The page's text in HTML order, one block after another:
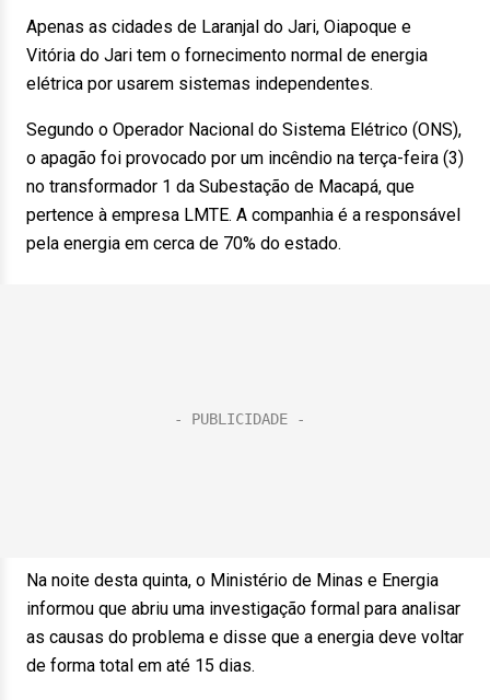
Apenas as cidades de Laranjal do Jari, Oiapoque e
Vitória do Jari tem o fornecimento normal de energia
elétrica por usarem sistemas independentes.
Segundo o Operador Nacional do Sistema Elétrico (ONS),
o apagão foi provocado por um incêndio na terça-feira (3)
no transformador 1 da Subestação de Macapá, que
pertence à empresa LMTE. A companhia é a responsável
pela energia em cerca de 70% do estado.
Na noite desta quinta, o Ministério de Minas e Energia
informou que abriu uma investigação formal para analisar
as causas do problema e disse que a energia deve voltar
de forma total em até 15 dias.